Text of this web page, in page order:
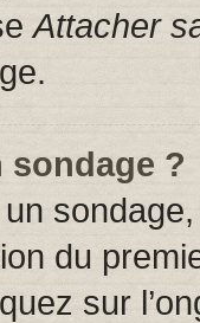
Attacher
sondage ?
du
sur